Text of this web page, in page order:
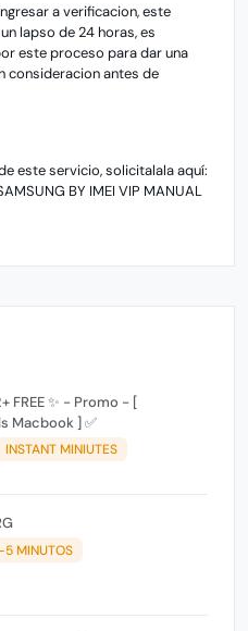
a verificacion, este
lapso de 24 horas, es
este proceso para dar una
consideracion antes de
este servicio, solicitalala aquí:
BY IMEI VIP MANUAL
FREE ✨ - Promo - [
Macbook ] ✅
INSTANT MINIUTES
5 MINUTOS